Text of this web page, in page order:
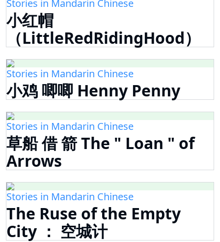
Stories in Mandarin Chinese
小红帽
（LittleRedRidingHood）
Stories in Mandarin Chinese
小鸡 唧唧 Henny Penny
Stories in Mandarin Chinese
草船 借 箭 The " Loan " of
Arrows
Stories in Mandarin Chinese
The Ruse of the Empty
City ： 空城计